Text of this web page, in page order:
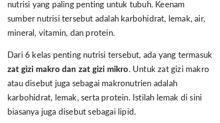
nutrisi yang paling penting untuk tubuh. Keenam
sumber nutrisi tersebut adalah karbohidrat, lemak, air,
mineral, vitamin, dan protein.
Dari 6 kelas penting nutrisi tersebut, ada yang termasuk
zat gizi makro dan zat gizi mikro. Untuk zat gizi makro
atau disebut juga sebagai makronutrien adalah
karbohidrat, lemak, serta protein. Istilah lemak di sini
biasanya juga disebut sebagai lipid.